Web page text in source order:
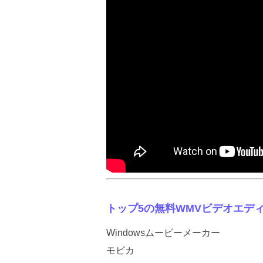
トップ5の無料WMVビデオエデ
Windowsムービーメーカー
モビカ